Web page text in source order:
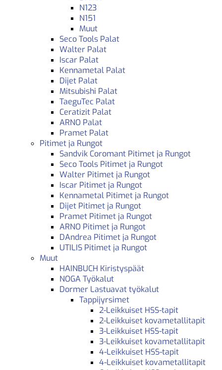
N123
N151
Muut
Seco Tools Palat
Walter Palat
Iscar Palat
Kennametal Palat
Dijet Palat
Mitsubishi Palat
TaeguTec Palat
Ceratizit Palat
ARNO Palat
Pramet Palat
Pitimet ja Rungot
Sandvik Coromant Pitimet ja Rungot
Seco Tools Pitimet ja Rungot
Walter Pitimet ja Rungot
Iscar Pitimet ja Rungot
Kennametal Pitimet ja Rungot
Dijet Pitimet ja Rungot
Pramet Pitimet ja Rungot
ARNO Pitimet ja Rungot
DAndrea Pitimet ja Rungot
UTILIS Pitimet ja Rungot
Muut
HAINBUCH Kiristyspäät
NOGA Työkalut
Dormer Lastuavat työkalut
Tappijyrsimet
2-Leikkuiset HSS-tapit
2-Leikkuiset kovametallitapit
3-Leikkuiset HSS-tapit
3-Leikkuiset kovametallitapit
4-Leikkuiset HSS-tapit
4-Leikkuiset kovametallitapit